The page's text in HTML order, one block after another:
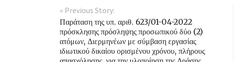
« Previous Story:
Παράταση της υπ. αριθ. 623/01-04-2022
πρόσκλησης πρόσληψης προσωπικού δύο (2)
ατόμων, Διερμηνέων με σύμβαση εργασίας
ιδιωτικού δικαίου ορισμένου χρόνου, πλήρους